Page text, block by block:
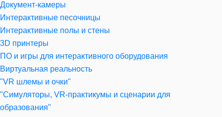
Документ-камеры
Интерактивные песочницы
Интерактивные полы и стены
3D принтеры
ПО и игры для интерактивного оборудования
Виртуальная реальность
"VR шлемы и очки"
"Симуляторы, VR-практикумы и сценарии для
образования"